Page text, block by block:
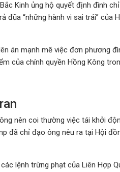
Kinh ủng hộ quyết định đình
đũa “những hành vi sai trái” của
án mạnh mẽ việc đơn phương
của chính quyền Hồng Kông
nên coi thường việc tái khởi
đã chỉ đạo ông nêu ra tại Hội
lệnh trừng phạt của Liên Hợp